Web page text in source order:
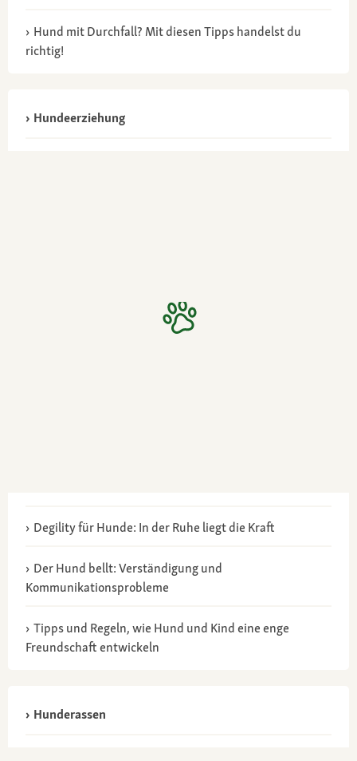
Hund mit Durchfall? Mit diesen Tipps handelst du
richtig!
Hundeerziehung
Degility für Hunde: In der Ruhe liegt die Kraft
Der Hund bellt: Verständigung und
Kommunikationsprobleme
Tipps und Regeln, wie Hund und Kind eine enge
Freundschaft entwickeln
Hunderassen